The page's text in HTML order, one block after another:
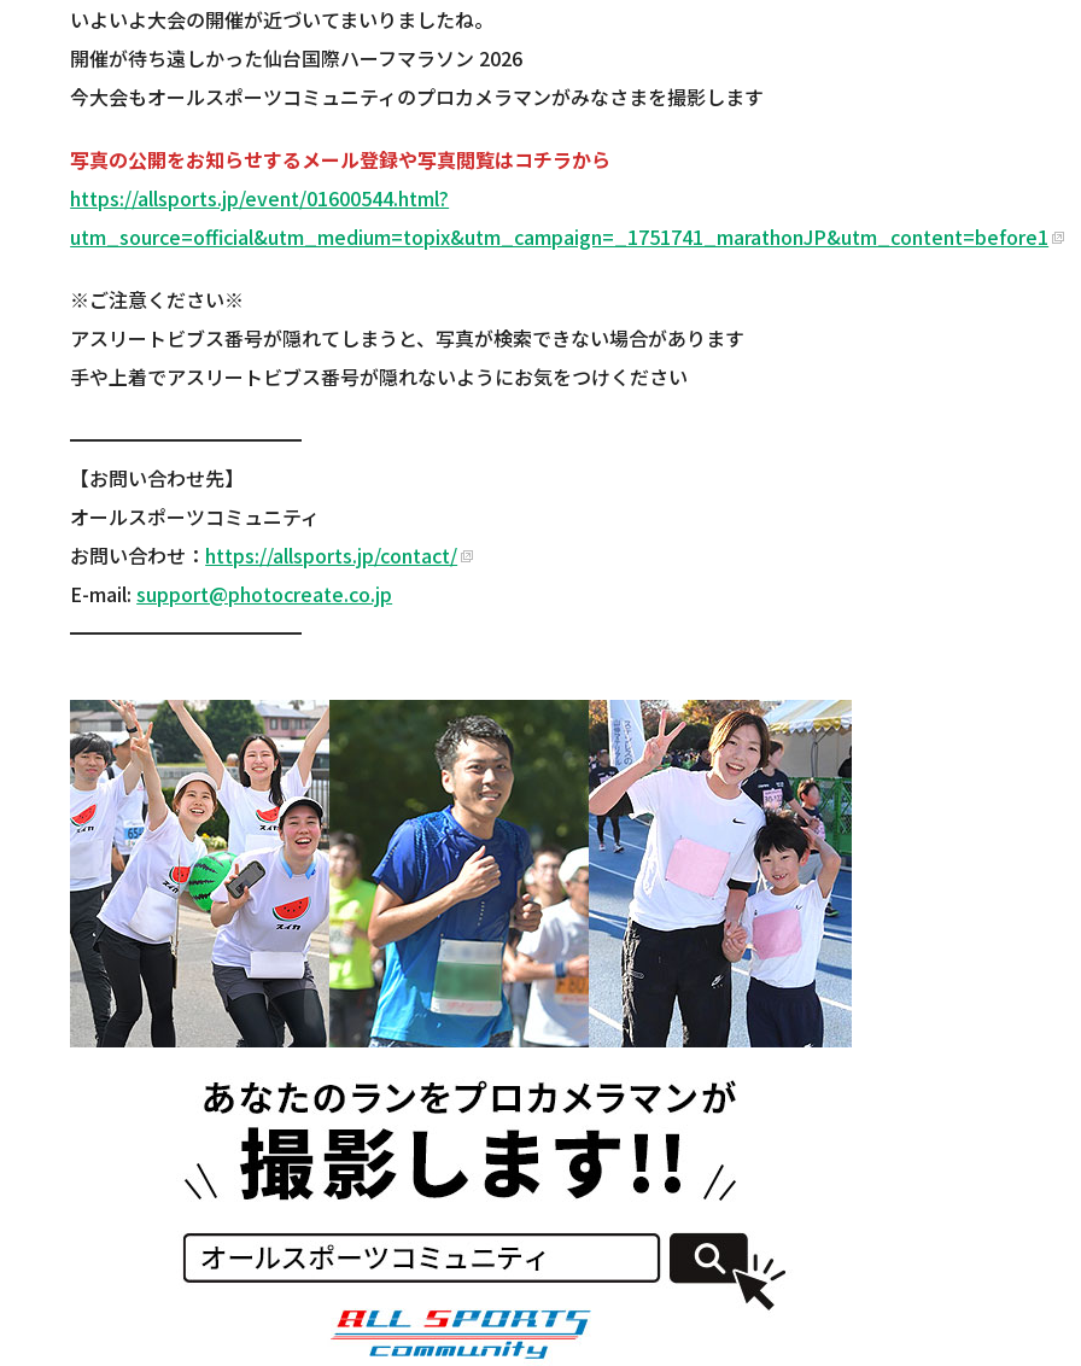
いよいよ大会の開催が近づいてまいりましたね。
開催が待ち遠しかった仙台国際ハーフマラソン 2026
今大会もオールスポーツコミュニティのプロカメラマンがみなさまを撮影します
写真の公開をお知らせするメール登録や写真閲覧はコチラから
https://allsports.jp/event/01600544.html?
utm_source=official&utm_medium=topix&utm_campaign=_1751741_marathonJP&utm_content=before1
※ご注意ください※
アスリートビブス番号が隠れてしまうと、写真が検索できない場合があります
手や上着でアスリートビブス番号が隠れないようにお気をつけください
━━━━━━━━━━━━
【お問い合わせ先】
オールスポーツコミュニティ
お問い合わせ： https://allsports.jp/contact/
E-mail:support@photocreate.co.jp
━━━━━━━━━━━━